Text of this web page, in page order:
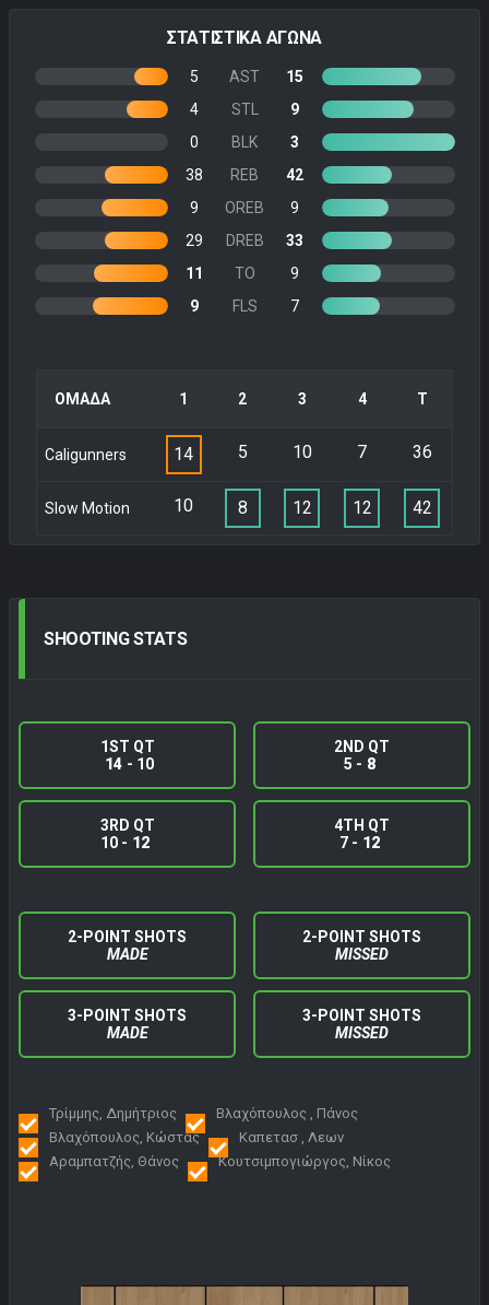
ΣΤΑΤΙΣΤΙΚΑ ΑΓΩΝΑ
5 AST
15
4
STL
9
0
BLK
3
38
REB
42
9
OREB
9
29
DREB
33
11
TO
9
9
FLS 7
ΟΜΑΔΑ 1 2 3 4 Τ
Caligunners 14 5 10 7 36
Slow Motion 10 8 12 12 42
SHOOTINGSTATS
1ST QT
14 - 10
2ND QT
5 - 8
3RD QT
10 - 12
4TH QT
7 - 12
2-POINT SHOTS
MADE
2-POINT SHOTS
MISSED
3-POINT SHOTS
MADE
3-POINT SHOTS
MISSED
Τρίμμης, Δημήτριος
Βλαχόπουλος , Πάνος
Βλαχόπουλος, Κώστας
Καπετασ , Λεων
Αραμπατζής, Θάνος
Κουτσιμπογιώργος, Νίκος